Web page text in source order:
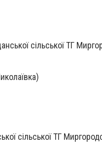
сільської ТГ
сільської ТГ